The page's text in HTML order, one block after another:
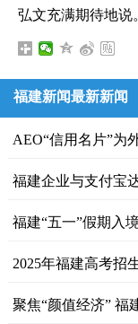
弘文充满期待地说
福建新闻最新新闻
AEO“信用名片”为
福建企业与支付宝
福建“五一”假期入
2025年福建高考招
聚焦“颜值经济” 福